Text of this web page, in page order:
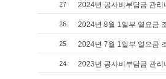
27 2024년 공사비부담금 관리
26 2024년 8월 1일부 열요금
25 2024년 7월 1일부 열요금
24 2023년 공사비부담금 관리